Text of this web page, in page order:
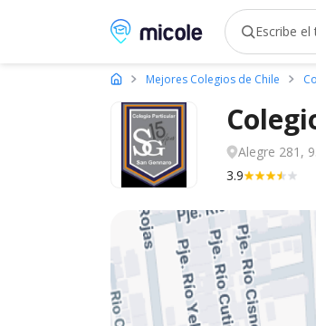
Micole, buscador de colegios
Mejores Colegios de Chile
Alegre 281,
3.9